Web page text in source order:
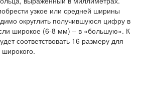
узкое или средней ширины
округлить получившуюся цифру в
широкое (6-8 мм) – в «большую». К
соответствовать 16 размеру для
широкого.